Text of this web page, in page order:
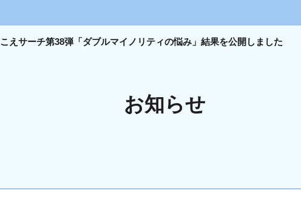
こえサーチ第38弾「ダブルマイノリティの悩み」結果を公開しました
お知らせ